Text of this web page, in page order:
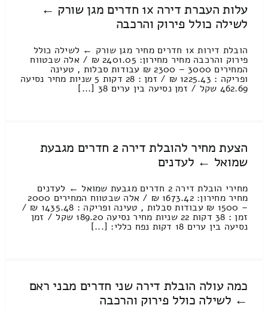
עלות העברת דירה 1x חדרים מגן שורק ←
לשילה כולל פירוק והרכבה
הובלת דירות 1x חדרים מחיר מגן שורק ← לשילה כולל
פירוק והרכבה מחיר מחירון: 2401.05 ₪ / אלה שבטווח
המחירים 3000 – 2300 ₪ עבודות סבלות , טעינה
ופריקה : 1225.43 ₪ / זמן : 28 דקות 5 שניות מחיר נסיעה
462.69 שקל / זמן נסיעה בין ערים 38 [...]
הצעת מחיר להובלת דירה 2 חדרים מגבעת
שמואל ← לעדנים
מחירי הובלת דירה 2 חדרים מגבעת שמואל ← לעדנים
מחיר מחירון: 1673.42 ₪ / אלה שבטווח המחירים 2000
– 1500 ₪ עבודות סבלות , טעינה ופריקה : 1435.48 ₪ /
זמן : 38 דקות 22 שניות מחיר נסיעה 189.20 שקל / זמן
נסיעה בין ערים 18 דקות נפח כללי: [...]
כמה עולה הובלת דירה שני חדרים מבני ראם
← לשילה כולל פירוק והרכבה